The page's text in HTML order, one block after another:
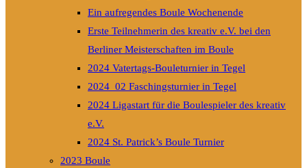
Ein aufregendes Boule Wochenende
Erste Teilnehmerin des kreativ e.V. bei den
Berliner Meisterschaften im Boule
2024 Vatertags-Bouleturnier in Tegel
2024_02 Faschingsturnier in Tegel
2024 Ligastart für die Boulespieler des kreativ
e.V.
2024 St. Patrick’s Boule Turnier
2023 Boule